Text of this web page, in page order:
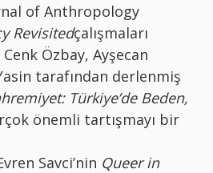
of Anthropology
Revisitedçalışmaları
Özbay, Ayşecan
tarafından derlenmiş
Türkiye’de Beden,
önemli tartışmayı bir
Savci’nin Queer in